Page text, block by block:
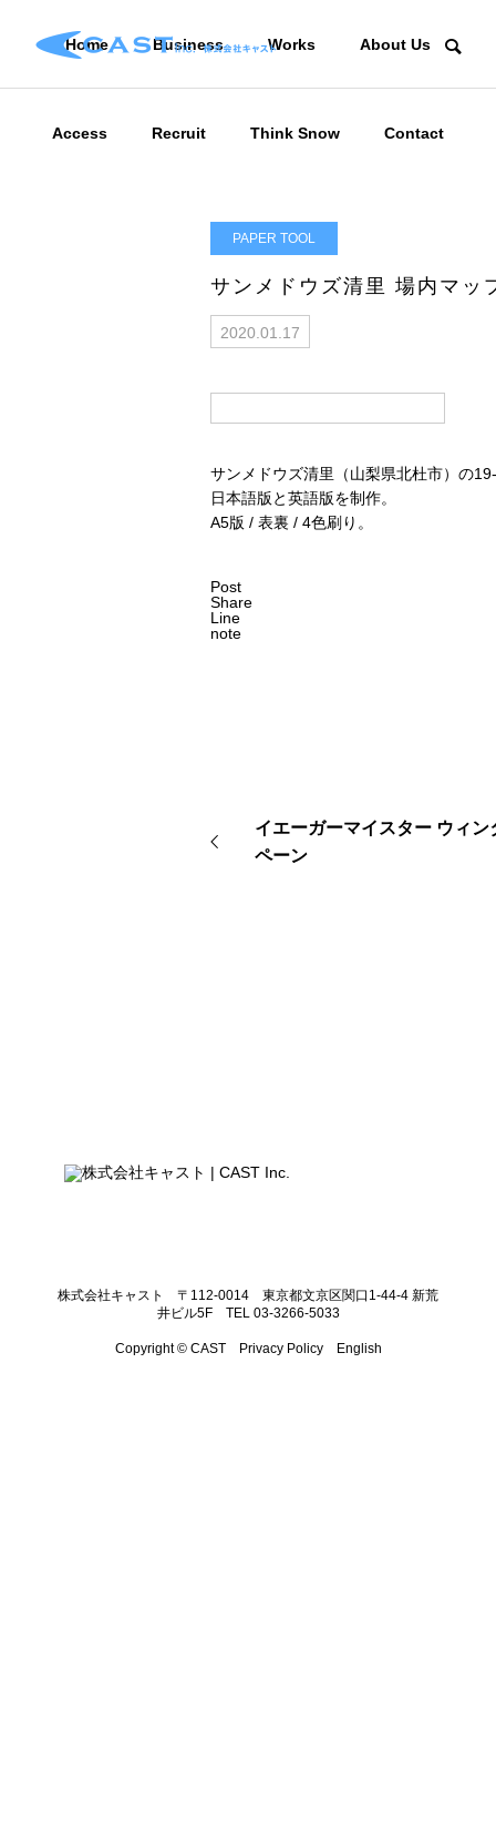
Home Business Works About Us
Access Recruit Think Snow Contact
PAPER TOOL
サンメドウズ清里 場内マッ
2020.01.17
サンメドウズ清里（山梨県北杜市）の
日本語版と英語版を制作。
A5版 / 表裏 / 4色刷り。
Post
Share
Line
note
イエーガーマイスター ウィン
ペーン
株式会社キャスト 〒112-0014 東京都文京区関口1-44-4 新荒
井ビル5F TEL 03-3266-5033
Copyright © CAST Privacy Policy English